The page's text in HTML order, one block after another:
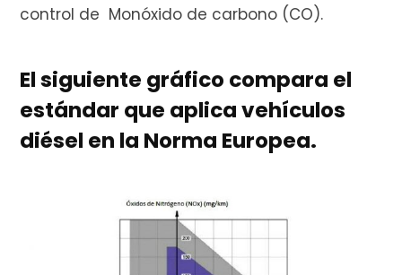
control de Monóxido de carbono (CO).
El siguiente gráfico compara el
estándar que aplica vehículos
diésel en la Norma Europea.